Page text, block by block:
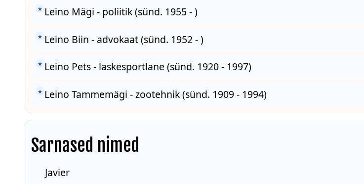
★ Leino Mägi - poliitik (sünd. 1955 - )
★ Leino Biin - advokaat (sünd. 1952 - )
★ Leino Pets - laskesportlane (sünd. 1920 - 1997)
★ Leino Tammemägi - zootehnik (sünd. 1909 - 1994)
Sarnased nimed
Javier